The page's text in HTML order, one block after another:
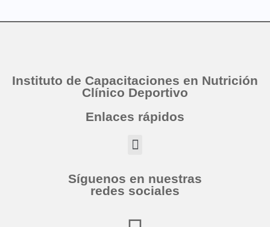
Instituto de Capacitaciones en Nutrición
Clínico Deportivo
Enlaces rápidos
Síguenos en nuestras
redes sociales